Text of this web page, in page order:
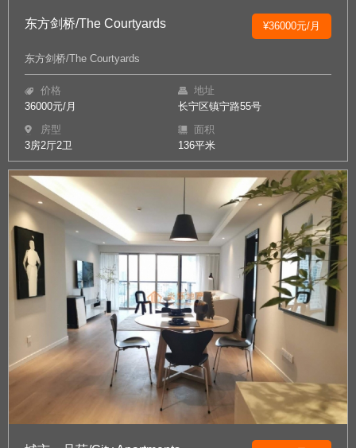
东方剑桥/The Courtyards ¥36000元/月
东方剑桥/The Courtyards
价格
36000元/月
地址
长宁区镇宁路55号
房型
3房2厅2卫
面积
136平米